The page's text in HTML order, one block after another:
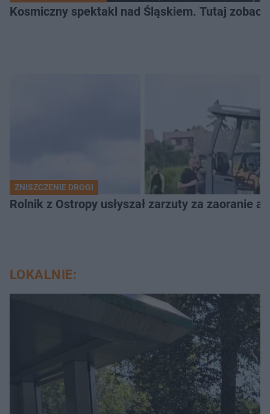
Kosmiczny spektakl nad Śląskiem. Tutaj
ZNISZCZENIE DROGI
Rolnik z Ostropy usłyszał zarzuty za zaoranie
LOKALNIE: